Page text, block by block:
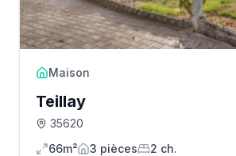
Maison
Teillay
35620
66m²
3 pièces 2 ch.